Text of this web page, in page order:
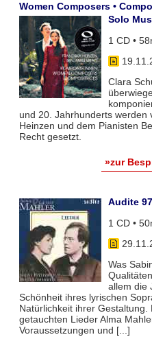
Women Composers •
Solo
1 CD •
Clara
und 20. Jahrhunderts werden
Heinzen und dem Pianisten
Recht gesetzt.
»zur
Audite
1 CD •
Was
allem die
Schönheit ihres lyrischen
Natürlichkeit ihrer
getauchten Lieder Alma
Voraussetzungen und [...]